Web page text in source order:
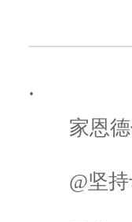
.
家恩德
@坚持母